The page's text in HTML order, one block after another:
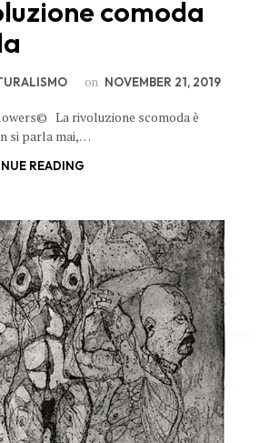
comoda
on NOVEMBER 21, 2019
La rivoluzione scomoda è
si parla mai,…
READING